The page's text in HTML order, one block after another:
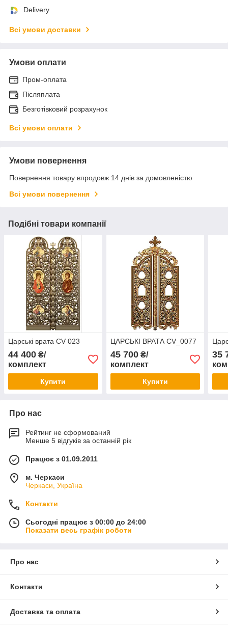
Delivery
Всі умови доставки
Умови оплати
Пром-оплата
Післяплата
Безготівковий розрахунок
Всі умови оплати
Умови повернення
Повернення товару впродовж 14 днів за домовленістю
Всі умови повернення
Подібні товари компанії
Царські врата CV 023
44 400 ₴/
комплект
Купити
ЦАРСЬКІ ВРАТА CV_0077
45 700₴/
комплект
Купити
35
Про нас
Рейтинг не сформований
Менше 5 відгуків за останній рік
Працює з 01.09.2011
м. Черкаси
Черкаси, Україна
Контакти
Сьогодні працює з 00:00 до 24:00
Показати весь графік роботи
Про нас
Контакти
Доставка та оплата